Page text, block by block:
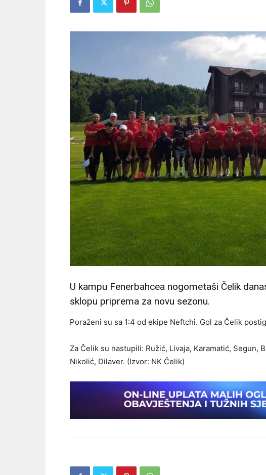
U kampu Fenerbahcea nogometaši Čelik
sklopu priprema za novu sezonu.
Poraženi su sa 1:4 od ekipe Neftchi. Gol za Čelik
Za Čelik su nastupili: Ružić, Livaja, Karamatić, Segun,
Nikolić, Dilaver. (Izvor: NK Čelik)